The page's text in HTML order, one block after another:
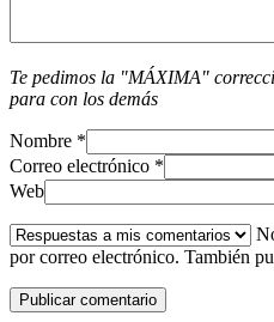
Te pedimos la "MÁXIMA"
para con los demás
Nombre *
Correo electrónico *
Web
por correo electrónico. También